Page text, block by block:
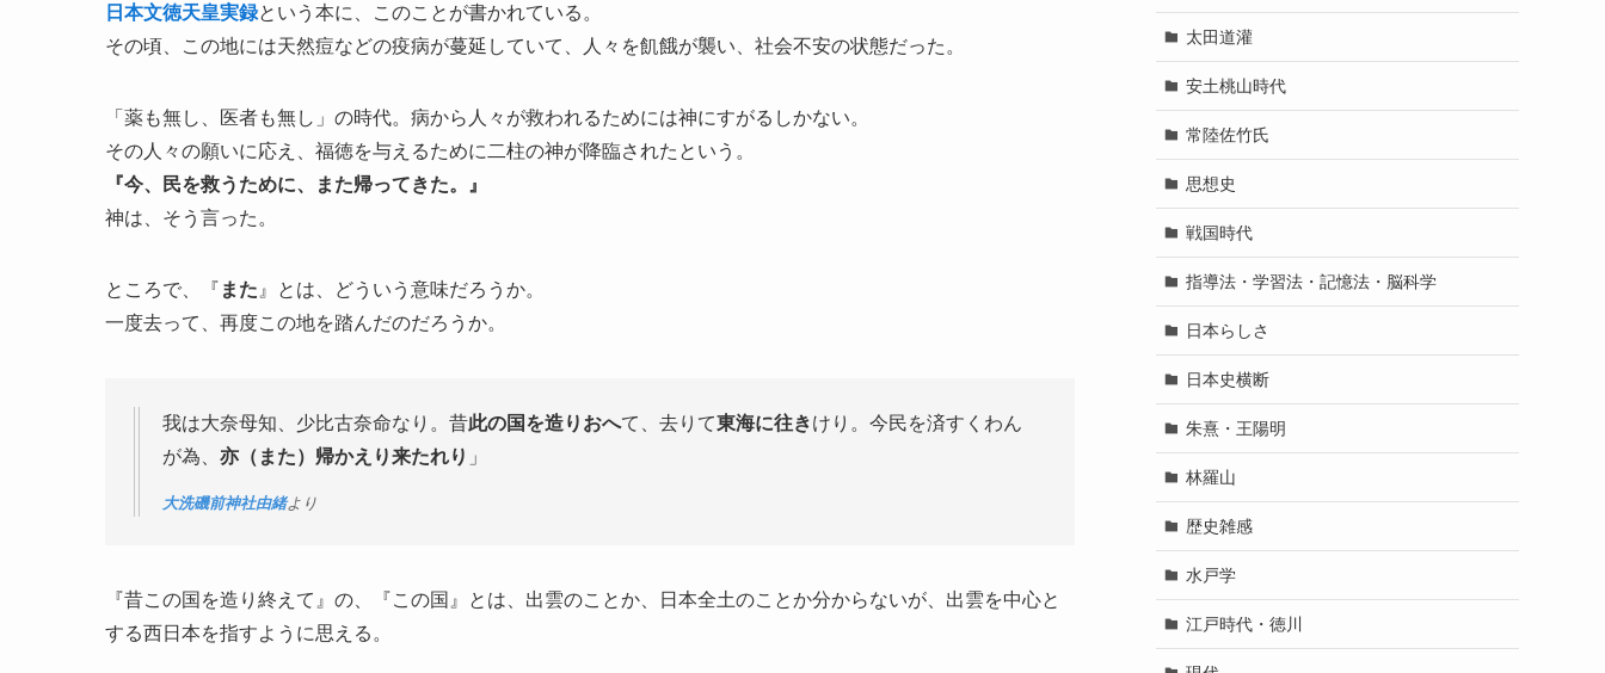
日本文徳天皇実録という本に、このことが書かれている。
その頃、この地には天然痘などの疫病が蔓延していて、人々を飢餓が襲い、社会不安の状態だった。
「薬も無し、医者も無し」の時代。病から人々が救われるためには神にすがるしかない。
その人々の願いに応え、福徳を与えるために二柱の神が降臨されたという。
『今、民を救うために、また帰ってきた。』
神は、そう言った。
ところで、『 また 』とは、どういう意味だろうか。
一度去って、再度この地を踏んだのだろうか。
我は大奈母知、少比古奈命なり。昔此の国を造りおへて、去りて東海に往きけり。今民を済すくわん
が為、 亦（また）帰かえり来たれり 」
大洗磯前神社由緒より
『昔この国を造り終えて』の、『この国』とは、出雲のことか、日本全土のことか分からないが、出雲を中心と
する西日本を指すように思える。
太田道灌
安土桃山時代
常陸佐竹氏
思想史
戦国時代
指導法・学習法・記憶法・脳科学
日本らしさ
日本史横断
朱熹・王陽明
林羅山
歴史雑感
水戸学
江戸時代・徳川